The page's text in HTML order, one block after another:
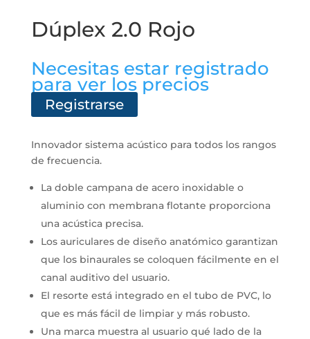
Dúplex 2.0 Rojo
Necesitas estar registrado
para ver los precios
Registrarse
Innovador sistema acústico para todos los rangos
de frecuencia.
La doble campana de acero inoxidable o
aluminio con membrana flotante proporciona
una acústica precisa.
Los auriculares de diseño anatómico garantizan
que los binaurales se coloquen fácilmente en el
canal auditivo del usuario.
El resorte está integrado en el tubo de PVC, lo
que es más fácil de limpiar y más robusto.
Una marca muestra al usuario qué lado de la